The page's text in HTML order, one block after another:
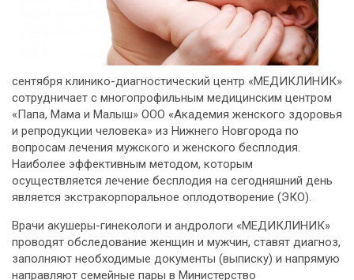
сентября клинико-диагностический центр «МЕДИКЛИНИК»
сотрудничает с многопрофильным медицинским центром
«Папа, Мама и Малыш» ООО «Академия женского здоровья
и репродукции человека» из Нижнего Новгорода по
вопросам лечения мужского и женского бесплодия.
Наиболее эффективным методом, которым
осуществляется лечение бесплодия на сегодняшний день
является экстракорпоральное оплодотворение (ЭКО).
Врачи акушеры-гинекологи и андрологи «МЕДИКЛИНИК»
проводят обследование женщин и мужчин, ставят диагноз,
заполняют необходимые документы (выписку) и напрямую
направляют семейные пары в Министерство